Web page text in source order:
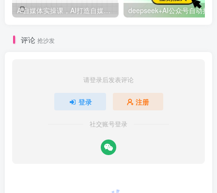
Ai自媒体实操课，AI打造自媒体爆款内容
评论 抢沙发
请登录后发表评论
登录 注册
社交账号登录